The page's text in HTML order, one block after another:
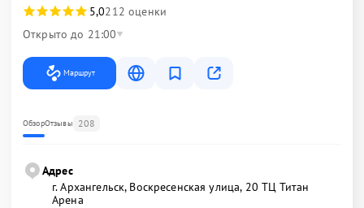
5,0212 оценки
Открыто до 21:00
Маршрут
ОбзорОтзывы 208
Адрес
г. Архангельск, Воскресенская улица, 20 ТЦ Титан
Арена